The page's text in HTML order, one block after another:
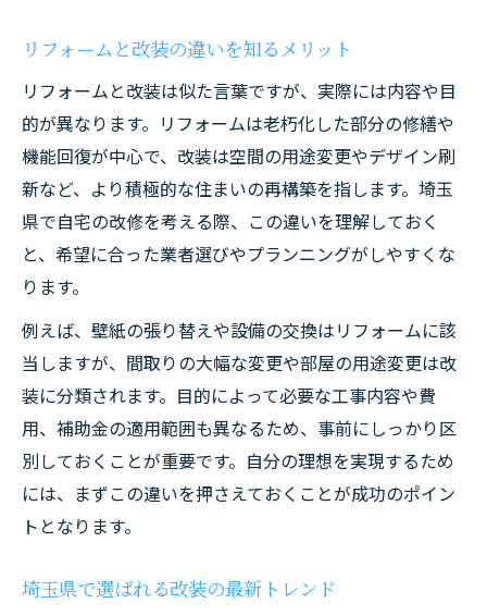
埼玉リフォーム補助金の最新情報を解説
改装で使える助成金の申請ポイント
補助金を活かした省エネ改装の方法
改装費用を賢く抑える具体的な手順
リフォーム計画時に役立つ補助金相談
機能性とおしゃれを両立する改装提案
機能性を重視した改装リフォームの魅力
埼玉リフォームで人気のおしゃれ提案
改装で叶える自分らしい住まいの作り方
デザイン性アップのための改装ポイント
リフォームと改装の違いを知るメリット
リフォームと改装は似た言葉ですが、実際には内容や目
的が異なります。リフォームは老朽化した部分の修繕や
機能回復が中心で、改装は空間の用途変更やデザイン刷
新など、より積極的な住まいの再構築を指します。埼玉
県で自宅の改修を考える際、この違いを理解しておく
と、希望に合った業者選びやプランニングがしやすくな
ります。
例えば、壁紙の張り替えや設備の交換はリフォームに該
当しますが、間取りの大幅な変更や部屋の用途変更は改
装に分類されます。目的によって必要な工事内容や費
用、補助金の適用範囲も異なるため、事前にしっかり区
別しておくことが重要です。自分の理想を実現するため
には、まずこの違いを押さえておくことが成功のポイン
トとなります。
埼玉県で選ばれる改装の最新トレンド